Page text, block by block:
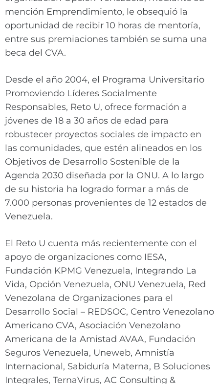
mención Emprendimiento, le obsequió la
oportunidad de recibir 10 horas de mentoría,
entre sus premiaciones también se suma una
beca del CVA.
Desde el año 2004, el Programa Universitario
Promoviendo Líderes Socialmente
Responsables, Reto U, ofrece formación a
jóvenes de 18 a 30 años de edad para
robustecer proyectos sociales de impacto en
las comunidades, que estén alineados en los
Objetivos de Desarrollo Sostenible de la
Agenda 2030 diseñada por la ONU. A lo largo
de su historia ha logrado formar a más de
7.000 personas provenientes de 12 estados de
Venezuela.
El Reto U cuenta más recientemente con el
apoyo de organizaciones como IESA,
Fundación KPMG Venezuela, Integrando La
Vida, Opción Venezuela, ONU Venezuela, Red
Venezolana de Organizaciones para el
Desarrollo Social – REDSOC, Centro Venezolano
Americano CVA, Asociación Venezolano
Americana de la Amistad AVAA, Fundación
Seguros Venezuela, Uneweb, Amnistía
Internacional, Sabiduría Materna, B Soluciones
Integrales, TernaVirus, AC Consulting &